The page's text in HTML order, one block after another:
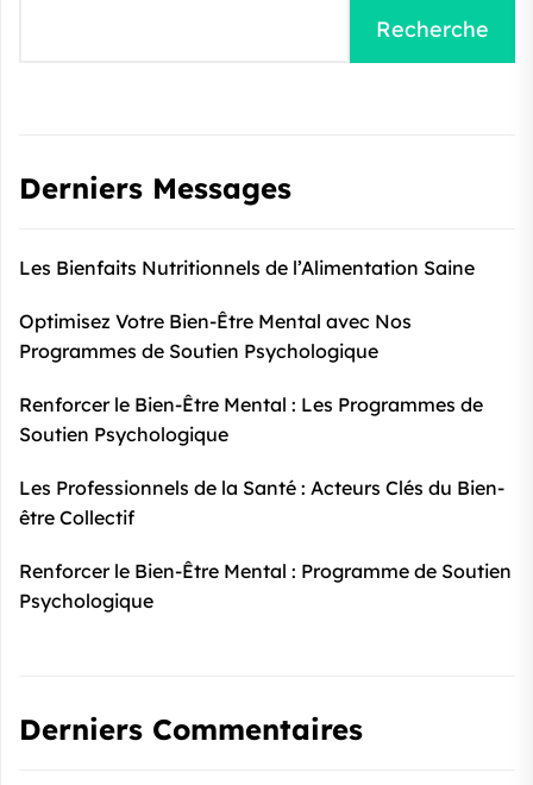
Recherche
Derniers Messages
Les Bienfaits Nutritionnels de l’Alimentation Saine
Optimisez Votre Bien-Être Mental avec Nos
Programmes de Soutien Psychologique
Renforcer le Bien-Être Mental : Les Programmes de
Soutien Psychologique
Les Professionnels de la Santé : Acteurs Clés du Bien-
être Collectif
Renforcer le Bien-Être Mental : Programme de Soutien
Psychologique
Derniers Commentaires